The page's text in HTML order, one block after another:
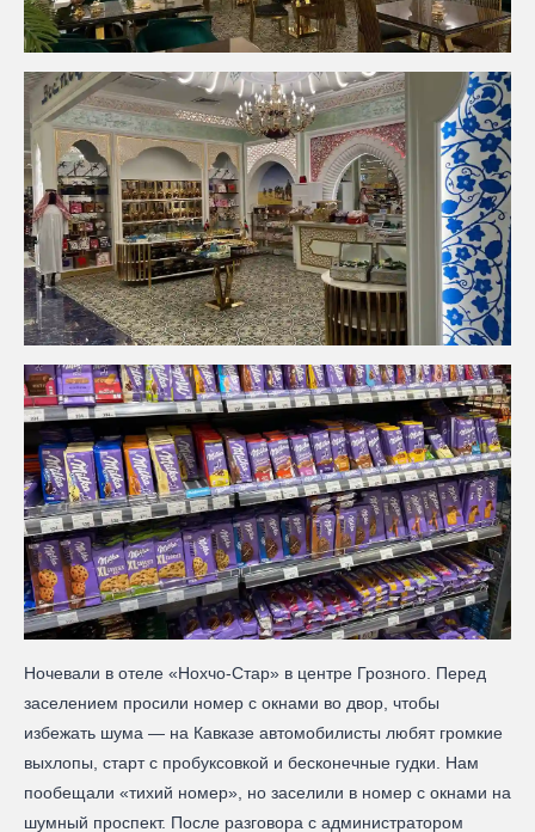
Ночевали в отеле «Нохчо-Стар» в центре Грозного. Перед
заселением просили номер с окнами во двор, чтобы
избежать шума — на Кавказе автомобилисты любят громкие
выхлопы, старт с пробуксовкой и бесконечные гудки. Нам
пообещали «тихий номер», но заселили в номер с окнами на
шумный проспект. После разговора с администратором